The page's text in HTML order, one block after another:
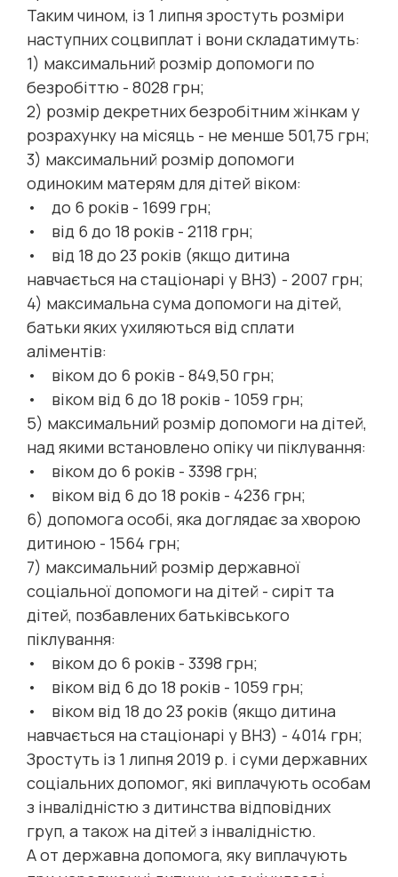
Таким чином, із 1 липня зростуть розміри
наступних соцвиплат і вони складатимуть:
1) максимальний розмір допомоги по
безробіттю - 8028 грн;
2) розмір декретних безробітним жінкам у
розрахунку на місяць - не менше 501,75 грн;
3) максимальний розмір допомоги
одиноким матерям для дітей віком:
• до 6 років - 1699 грн;
• від 6 до 18 років - 2118 грн;
• від 18 до 23 років (якщо дитина
навчається на стаціонарі у ВНЗ) - 2007 грн;
4) максимальна сума допомоги на дітей,
батьки яких ухиляються від сплати
аліментів:
• віком до 6 років - 849,50 грн;
• віком від 6 до 18 років - 1059 грн;
5) максимальний розмір допомоги на дітей,
над якими встановлено опіку чи піклування:
• віком до 6 років - 3398 грн;
• віком від 6 до 18 років - 4236 грн;
6) допомога особі, яка доглядає за хворою
дитиною - 1564 грн;
7) максимальний розмір державної
соціальної допомоги на дітей - сиріт та
дітей, позбавлених батьківського
піклування:
• віком до 6 років - 3398 грн;
• віком від 6 до 18 років - 1059 грн;
• віком від 18 до 23 років (якщо дитина
навчається на стаціонарі у ВНЗ) - 4014 грн;
Зростуть із 1 липня 2019 р. і суми державних
соціальних допомог, які виплачують особам
з інвалідністю з дитинства відповідних
груп, а також на дітей з інвалідністю.
А от державна допомога, яку виплачують